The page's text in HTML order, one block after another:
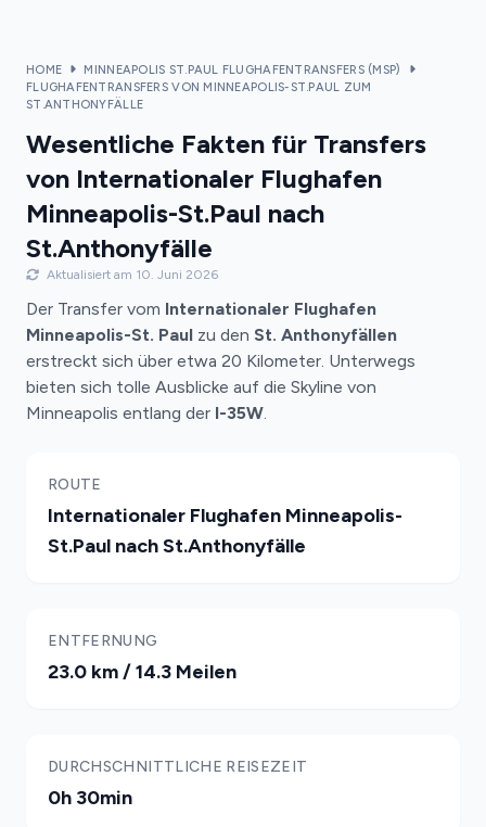
HOME
MINNEAPOLIS ST.PAUL FLUGHAFENTRANSFERS (MSP)
FLUGHAFENTRANSFERS VON MINNEAPOLIS-ST.PAUL ZUM
ST.ANTHONYFÄLLE
Wesentliche Fakten für Transfers
von Internationaler Flughafen
Minneapolis-St.Paul nach
St.Anthonyfälle
Aktualisiert am 10. Juni 2026
Der Transfer vom Internationaler Flughafen
Minneapolis-St. Paul zu den St. Anthonyfällen
erstreckt sich über etwa 20 Kilometer. Unterwegs
bieten sich tolle Ausblicke auf die Skyline von
Minneapolis entlang der I-35W.
ROUTE
Internationaler Flughafen Minneapolis-
St.Paul nach St.Anthonyfälle
ENTFERNUNG
23.0 km / 14.3 Meilen
DURCHSCHNITTLICHE REISEZEIT
0h 30min